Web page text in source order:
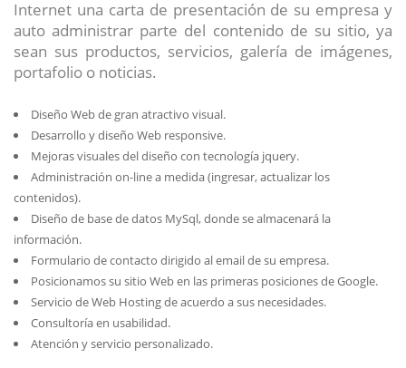
Internet una carta de presentación de su empresa y
auto administrar parte del contenido de su sitio, ya
sean sus productos, servicios, galería de imágenes,
portafolio o noticias.
Diseño Web de gran atractivo visual.
Desarrollo y diseño Web responsive.
Mejoras visuales del diseño con tecnología jquery.
Administración on-line a medida (ingresar, actualizar los
contenidos).
Diseño de base de datos MySql, donde se almacenará la
información.
Formulario de contacto dirigido al email de su empresa.
Posicionamos su sitio Web en las primeras posiciones de Google.
Servicio de Web Hosting de acuerdo a sus necesidades.
Consultoría en usabilidad.
Atención y servicio personalizado.